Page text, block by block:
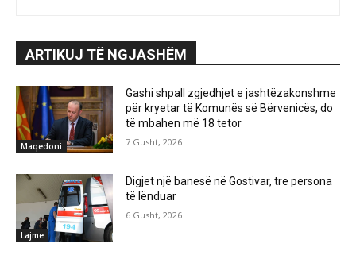
ARTIKUJ TË NGJASHËM
Maqedoni
Gashi shpall zgjedhjet e jashtëzakonshme
për kryetar të Komunës së Bërvenicës, do
të mbahen më 18 tetor
7 Gusht, 2026
Lajme
Digjet një banesë në Gostivar, tre persona
të lënduar
6 Gusht, 2026